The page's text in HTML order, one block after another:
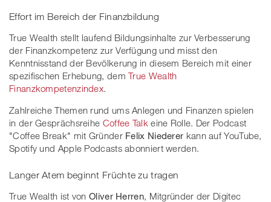
Effort im Bereich der Finanzbildung
True Wealth stellt laufend Bildungsinhalte zur Verbesserung
der Finanzkompetenz zur Verfügung und misst den
Kenntnisstand der Bevölkerung in diesem Bereich mit einer
spezifischen Erhebung, demTrue Wealth
Finanzkompetenzindex.
Zahlreiche Themen rund ums Anlegen und Finanzen spielen
in der Gesprächsreihe Coffee Talk eine Rolle. Der Podcast
"Coffee Break" mit Gründer Felix Niederer kann auf YouTube,
Spotify und Apple Podcasts abonniert werden.
Langer Atem beginnt Früchte zu tragen
True Wealth ist von Oliver Herren, Mitgründer der Digitec